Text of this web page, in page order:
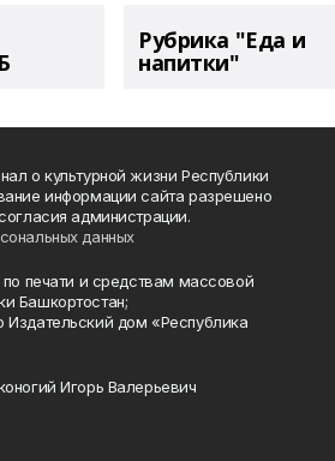
Рубрика "Еда и
напитки"
о культурной жизни Республики
информации сайта разрешено
администрации.
данных
по печати и средствам массовой
Башкортостан;
Издательский дом «Республика
Игорь Валерьевич